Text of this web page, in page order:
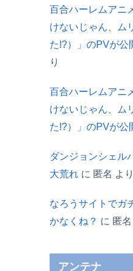
百合ハーレムアニ
けないじゃん、ム
た!?）」のPVが公
り
百合ハーレムアニ
けないじゃん、ム
た!?）」のPVが公
ダンジョンシェル
大荒れ に 匿名 より
なろうサイトでガ
かなくね？ に 匿名
アンテナ